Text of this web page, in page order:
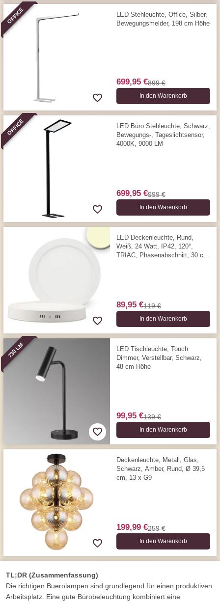
OFFICE
LED Stehleuchte, Office, Silber,
Bewegungs­melder, 198 cm Höhe
699,95 €899 €
In den Warenkorb
OFFICE
LED Büro Stehleuchte, Schwarz,
Bewegungs-, Tageslichtsensor,
4000K, 9000 LM
699,95 €999 €
In den Warenkorb
LED Deckenleuchte, Rund,
Weiß, 24 Watt, IP42, 120°,
TRIAC, Phasenabschnitt, 30 cm
89,95 €119 €
In den Warenkorb
730 LM
LED Tischleuchte, Touch
Dimmer, Verstellbar, Schwarz,
48 cm Höhe
99,95 €139 €
In den Warenkorb
Deckenleuchte, Metall, Glas,
Schwarz, Amber, Rund, Ø 39,5
cm, 13 x G9
199,99 €259 €
In den Warenkorb
TL;DR (Zusammenfassung)
Die richtigen Buerolampen sind grundlegend für einen produktiven
Arbeitsplatz. Eine gute Bürobeleuchtung kombiniert eine